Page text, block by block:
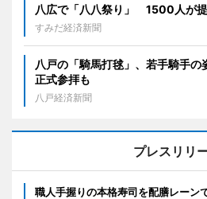
八広で「八八祭り」 1500人が
すみだ経済新聞
八戸の「騎馬打毬」、若手騎手
正式参拝も
八戸経済新聞
プレスリリ
職人手握りの本格寿司を配膳レーン